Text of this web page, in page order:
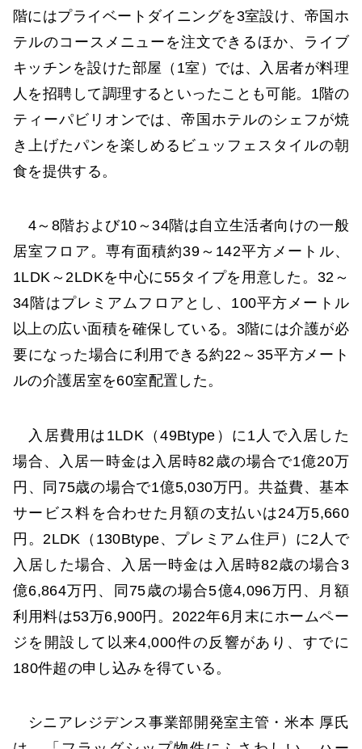
階にはプライベートダイニングを3室設け、帝国ホ
テルのコースメニューを注文できるほか、ライブ
キッチンを設けた部屋（1室）では、入居者が料理
人を招聘して調理するといったことも可能。1階の
ティーパビリオンでは、帝国ホテルのシェフが焼
き上げたパンを楽しめるビュッフェスタイルの朝
食を提供する。
4～8階および10～34階は自立生活者向けの一般
居室フロア。専有面積約39～142平方メートル、
1LDK～2LDKを中心に55タイプを用意した。32～
34階はプレミアムフロアとし、100平方メートル
以上の広い面積を確保している。3階には介護が必
要になった場合に利用できる約22～35平方メート
ルの介護居室を60室配置した。
入居費用は1LDK（49Btype）に1人で入居した
場合、入居一時金は入居時82歳の場合で1億20万
円、同75歳の場合で1億5,030万円。共益費、基本
サービス料を合わせた月額の支払いは24万5,660
円。2LDK（130Btype、プレミアム住戸）に2人で
入居した場合、入居一時金は入居時82歳の場合3
億6,864万円、同75歳の場合5億4,096万円、月額
利用料は53万6,900円。2022年6月末にホームペー
ジを開設して以来4,000件の反響があり、すでに
180件超の申し込みを得ている。
シニアレジデンス事業部開発室主管・米本 厚氏